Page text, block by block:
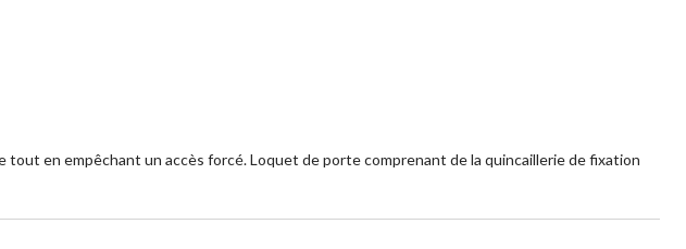
en empêchant un accès forcé. Loquet de porte comprenant de la quincaillerie de fixation